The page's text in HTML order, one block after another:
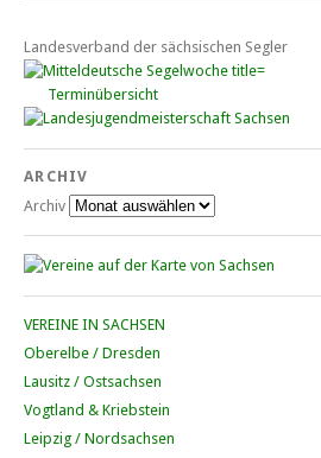
Landesverband der sächsischen Segler
Terminübersicht
ARCHIV
Archiv
VEREINE IN SACHSEN
Oberelbe / Dresden
Lausitz / Ostsachsen
Vogtland & Kriebstein
Leipzig / Nordsachsen